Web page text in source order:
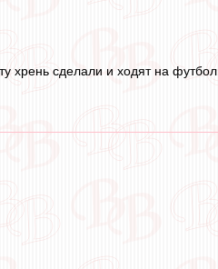
хрень сделали и ходят на футбол.